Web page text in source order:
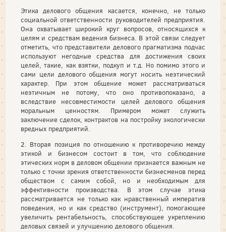
Этика делового общения касается, конечно, не только
социальной ответственности руководителей предприятия.
Она охватывает широкий круг вопросов, относящихся к
целям и средствам ведения бизнеса. В этой связи следует
отметить, что представители делового прагматизма подчас
используют негодные средства для достижения своих
целей, такие, как взятки, подкуп и т.д. Но помимо этого и
сами цели делового общения могут носить неэтический
характер. При этом общение может рассматриваться
неэтичным не потому, что оно противопоказано, а
вследствие несовместимости целей делового общения
моральным ценностям. Примером может служить
заключение сделок, контрактов на постройку экологически
вредных предприятий.
2. Вторая позиция по отношению к противоречию между
этикой и бизнесом состоит в том, что соблюдение
этических норм в деловом общении признается важным не
только с точки зрения ответственности бизнесменов перед
обществом с самим собой, но и необходимым для
эффективности производства. В этом случае этика
рассматривается не только как нравственный императив
поведения, но и как средство (инструмент), помогающее
увеличить рентабельность, способствующее укреплению
деловых связей и улучшению делового общения.